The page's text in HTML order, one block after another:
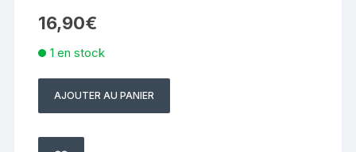
16,90€
1 en stock
quantité
Cache
AJOUTER AU PANIER